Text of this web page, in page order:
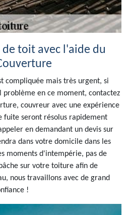
de toit avec l'aide du
compliquée mais très urgent, si
problème en ce moment, contactez
couvreur avec une expérience
fuite seront résolus rapidement
en demandant un devis sur
dans votre domicile dans les
moments d'intempérie, pas de
sur votre toiture afin de
nous travaillons avec de grand
!